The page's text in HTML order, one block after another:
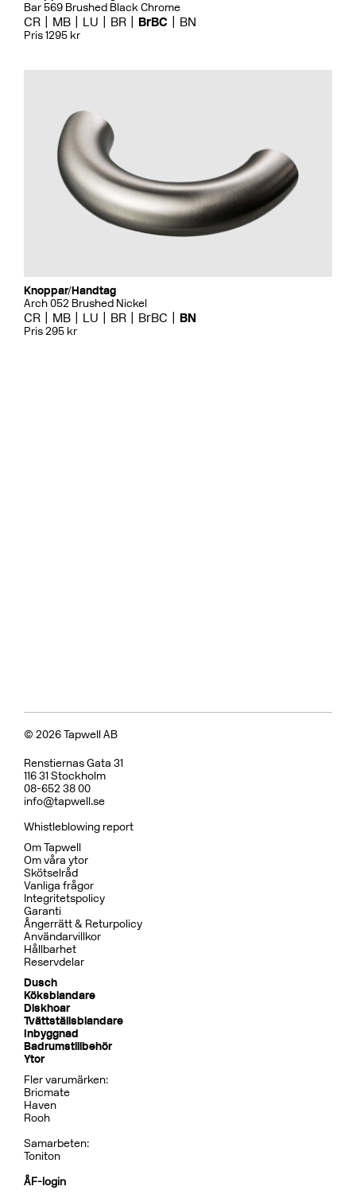
Bar 569 Brushed Black Chrome
CR MB LU BR BrBC BN
Pris 1295 kr
Knoppar/Handtag
Arch 052 Brushed Nickel
CR MB LU BR BrBC BN
Pris 295 kr
© 2026 Tapwell AB
Renstiernas Gata 31
116 31 Stockholm
08-652 38 00
info@tapwell.se
Whistleblowing report
Om Tapwell
Om våra ytor
Skötselråd
Vanliga frågor
Integritetspolicy
Garanti
Ångerrätt & Returpolicy
Användarvillkor
Hållbarhet
Reservdelar
Dusch
Köksblandare
Diskhoar
Tvättställsblandare
Inbyggnad
Badrumstillbehör
Ytor
Fler varumärken:
Bricmate
Haven
Rooh
Samarbeten:
Toniton
ÅF-login